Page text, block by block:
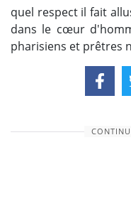
quel respect il fait
dans le cœur
pharisiens et prêtres